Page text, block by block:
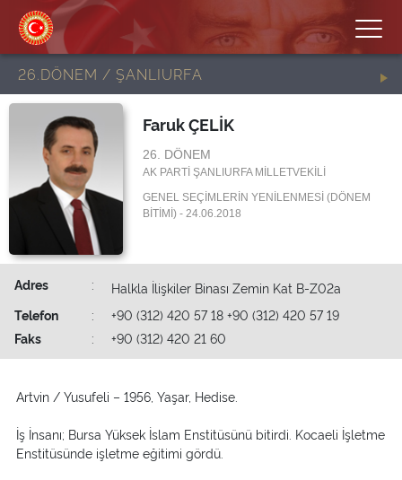
26.DÖNEM / ŞANLIURFA
Faruk ÇELİK
26. DÖNEM
AK PARTİ ŞANLIURFA MİLLETVEKİLİ
GENEL SEÇİMLERİN YENİLENMESİ (DÖNEM
BİTİMİ) - 24.06.2018
Adres :
Halkla İlişkiler Binası Zemin Kat B-Z02a
Telefon
:
+90 (312) 420 57 18 +90 (312) 420 57 19
Faks
: +90 (312) 420 21 60
Artvin / Yusufeli – 1956, Yaşar, Hedise.
İş İnsanı; Bursa Yüksek İslam Enstitüsünü bitirdi. Kocaeli İşletme
Enstitüsünde işletme eğitimi gördü.